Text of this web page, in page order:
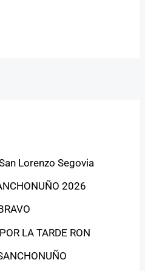
Lorenzo Segovia
2026
LA TARDE RON